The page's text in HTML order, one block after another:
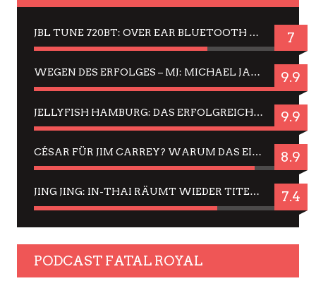
JBL TUNE 720BT: OVER EAR BLUETOOTH KOPFHÖRER UM DIE 50,-€ IM DAUER-TEST 7
WEGEN DES ERFOLGES – MJ: MICHAEL JACKSON MUSICAL IN EINER MATINEE SEHEN 9.9
JELLYFISH HAMBURG: DAS ERFOLGREICHE SOMMER-MENÜ 2025 IN GEFÜHLEN UND BILDERN 9.9
CÉSAR FÜR JIM CARREY? WARUM DAS EINER DER NERVIGSTEN ACTORS IST UND BLEIBT 8.9
JING JING: IN-THAI RÄUMT WIEDER TITEL AB – EIN ZWEI-STUNDEN-ERLEBNISBERICHT 7.4
PODCAST FATAL ROYAL